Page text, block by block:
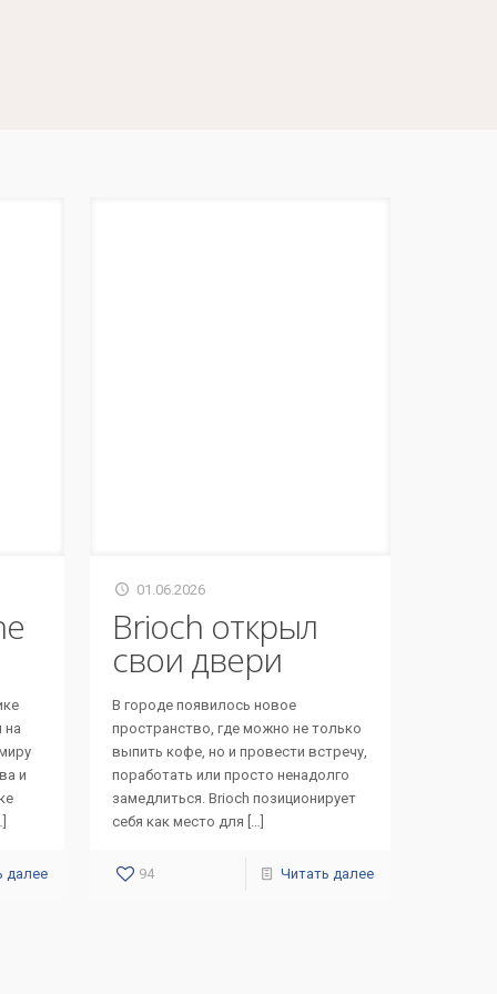
на
и
далее
01.06.2026
Brioch открыл
свои двери
В городе появилось новое
пространство, где можно не только
выпить кофе, но и провести встречу,
поработать или просто ненадолго
замедлиться. Brioch позиционирует
себя как место для […]
94 Читать далее